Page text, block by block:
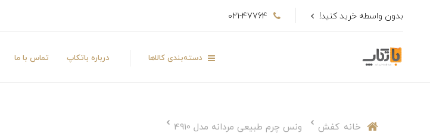
بدون واسطه خرید کنید! 021-47764
دسته‌بندی کالاها درباره باتکاپ تماس با ما
خانه کفش ونس چرم طبیعی مردانه مدل 4910